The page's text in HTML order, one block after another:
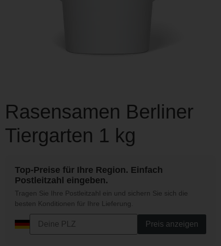
Rasensamen Berliner
Tiergarten 1 kg
Top-Preise für Ihre Region. Einfach
Postleitzahl eingeben.
Tragen Sie Ihre Postleitzahl ein und sichern Sie sich die
besten Konditionen für Ihre Lieferung.
Preis anzeigen